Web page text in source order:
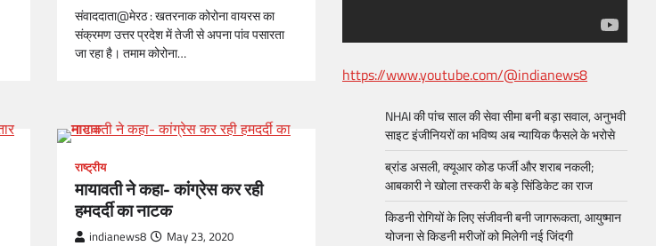
संवाददाता@मेरठ : खतरनाक कोरोना वायरस का
संक्रमण उत्तर प्रदेश में तेजी से अपना पांव पसारता
जा रहा है। तमाम कोरोना…
राष्ट्रीय
मायावती ने कहा- कांग्रेस कर रही
हमदर्दी का नाटक
indianews8 May 23, 2020
https://www.youtube.com/@indianews8
NHAI की पांच साल की सेवा सीमा बनी बड़ा सवाल, अनुभवी
साइट इंजीनियरों का भविष्य अब न्यायिक फैसले के भरोसे
ब्रांड असली, क्यूआर कोड फर्जी और शराब नकली;
आबकारी ने खोला तस्करी के बड़े सिंडिकेट का राज
किडनी रोगियों के लिए संजीवनी बनी जागरूकता, आयुष्मान
योजना से किडनी मरीजों को मिलेगी नई जिंदगी